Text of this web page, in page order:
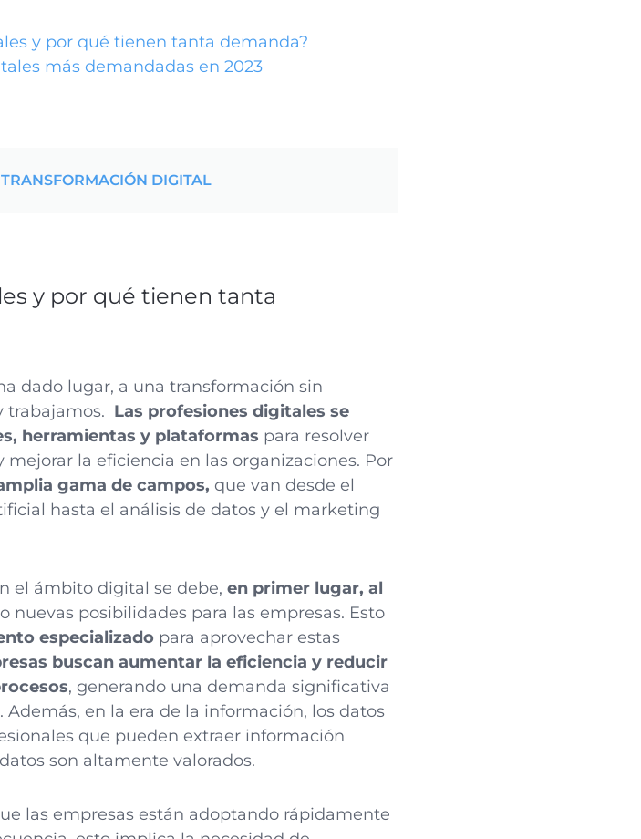
y por qué tienen tanta demanda?
más demandadas en 2023
DIGITAL
y por qué tienen tanta
dado lugar, a una transformación sin
trabajamos. Las profesiones digitales se
herramientas y plataformas para resolver
la eficiencia en las organizaciones. Por
gama de campos, que van desde el
hasta el análisis de datos y el marketing
el ámbito digital se debe, en primer lugar, al
nuevas posibilidades para las empresas. Esto
especializado para aprovechar estas
buscan aumentar la eficiencia y reducir
, generando una demanda significativa
en la era de la información, los datos
que pueden extraer información
son altamente valorados.
las empresas están adoptando rápidamente